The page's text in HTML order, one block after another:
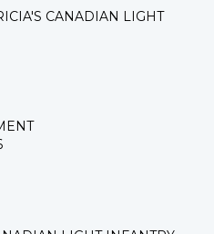
CANADIAN LIGHT